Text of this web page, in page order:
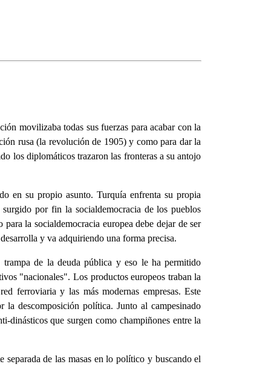
movilizaba todas sus fuerzas para acabar con la
rusa (la revolución de 1905) y como para dar la
los diplomáticos trazaron las fronteras a su antojo
en su propio asunto. Turquía enfrenta su propia
por fin la socialdemocracia de los pueblos
la socialdemocracia europea debe dejar de ser
y va adquiriendo una forma precisa.
de la deuda pública y eso le ha permitido
"nacionales". Los productos europeos traban la
ferroviaria y las más modernas empresas. Este
la descomposición política. Junto al campesinado
dinásticos que surgen como champiñones entre la
de las masas en lo político y buscando el